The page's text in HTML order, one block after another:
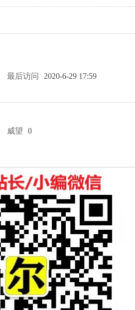
最后访问 2020-6-29 17:59
威望 0